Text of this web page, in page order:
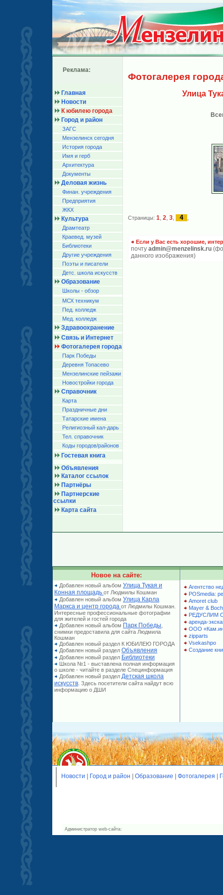
Реклама:
Главная
Новости
К юбилею города
Город и район
ЗАГС
Мензелинск сегодня
История города
Имя и герб
Архитектура
Документы
Деловая жизнь
Финан. учреждения
Предприятия
ЖКХ
Культура
Драмтеатр
Краевед. музей
Библиотеки
Другие учреждения
Поэты и писатели
Детс. школа искусств
Образование
Школы - обзор
МСХ техникум
Пед. колледж
Мед. колледж
Здравоохранение
Связь и Интернет
Фотогалерея города
Парк Победы
Деревня Топасево
Мензелинские пейзажи
Новостройки города
Справочник
Карта
Праздничные дни
Татарские имена
Религиозный кал-дарь
Тел. справочник
Коды городов/райoнов
Гостевая книга
Объявления
Каталог ссылок
Партнёры
Партнерские
ссылки
Карта сайта
Фотогалерея
Улица
Страницы: 1, 2, 3, 4 ,
Если у Вас есть хорошие,
почту admin@menzelinsk.ru
данного изображения)
Новое на сайте:
Добавлен новый альбом Улица Тукая и
Конная площадь от Людмилы Кошман
Добавлен новый альбом Улица Карла
Маркса и центр города от Людмилы Кошман.
Интересные профессиональные фотографии
для жителей и гостей города
Добавлен новый альбом Парк Победы
снимки предоставила для сайта Людмила
Кошман
Добавлен новый раздел К ЮБИЛЕЮ ГОРОДА
Добавлен новый раздел Объявления
Добавлен новый раздел Библиотеки
Школа №1 - выставлена полная информация
о школе - читайте в разделе Специнформация
Добавлен новый раздел Детская школа
искусств . Здесь посетители сайта найдут всю
информацию о ДШИ
Агентство
POSmedia:
Amoret club
Mayer & Boch
РЕДУСЛИМ
аренда-
ООО
zipparts
Vsekashpo
Создание
Новости Город и район Образование Фотогалерея
Администратор web-сайта: